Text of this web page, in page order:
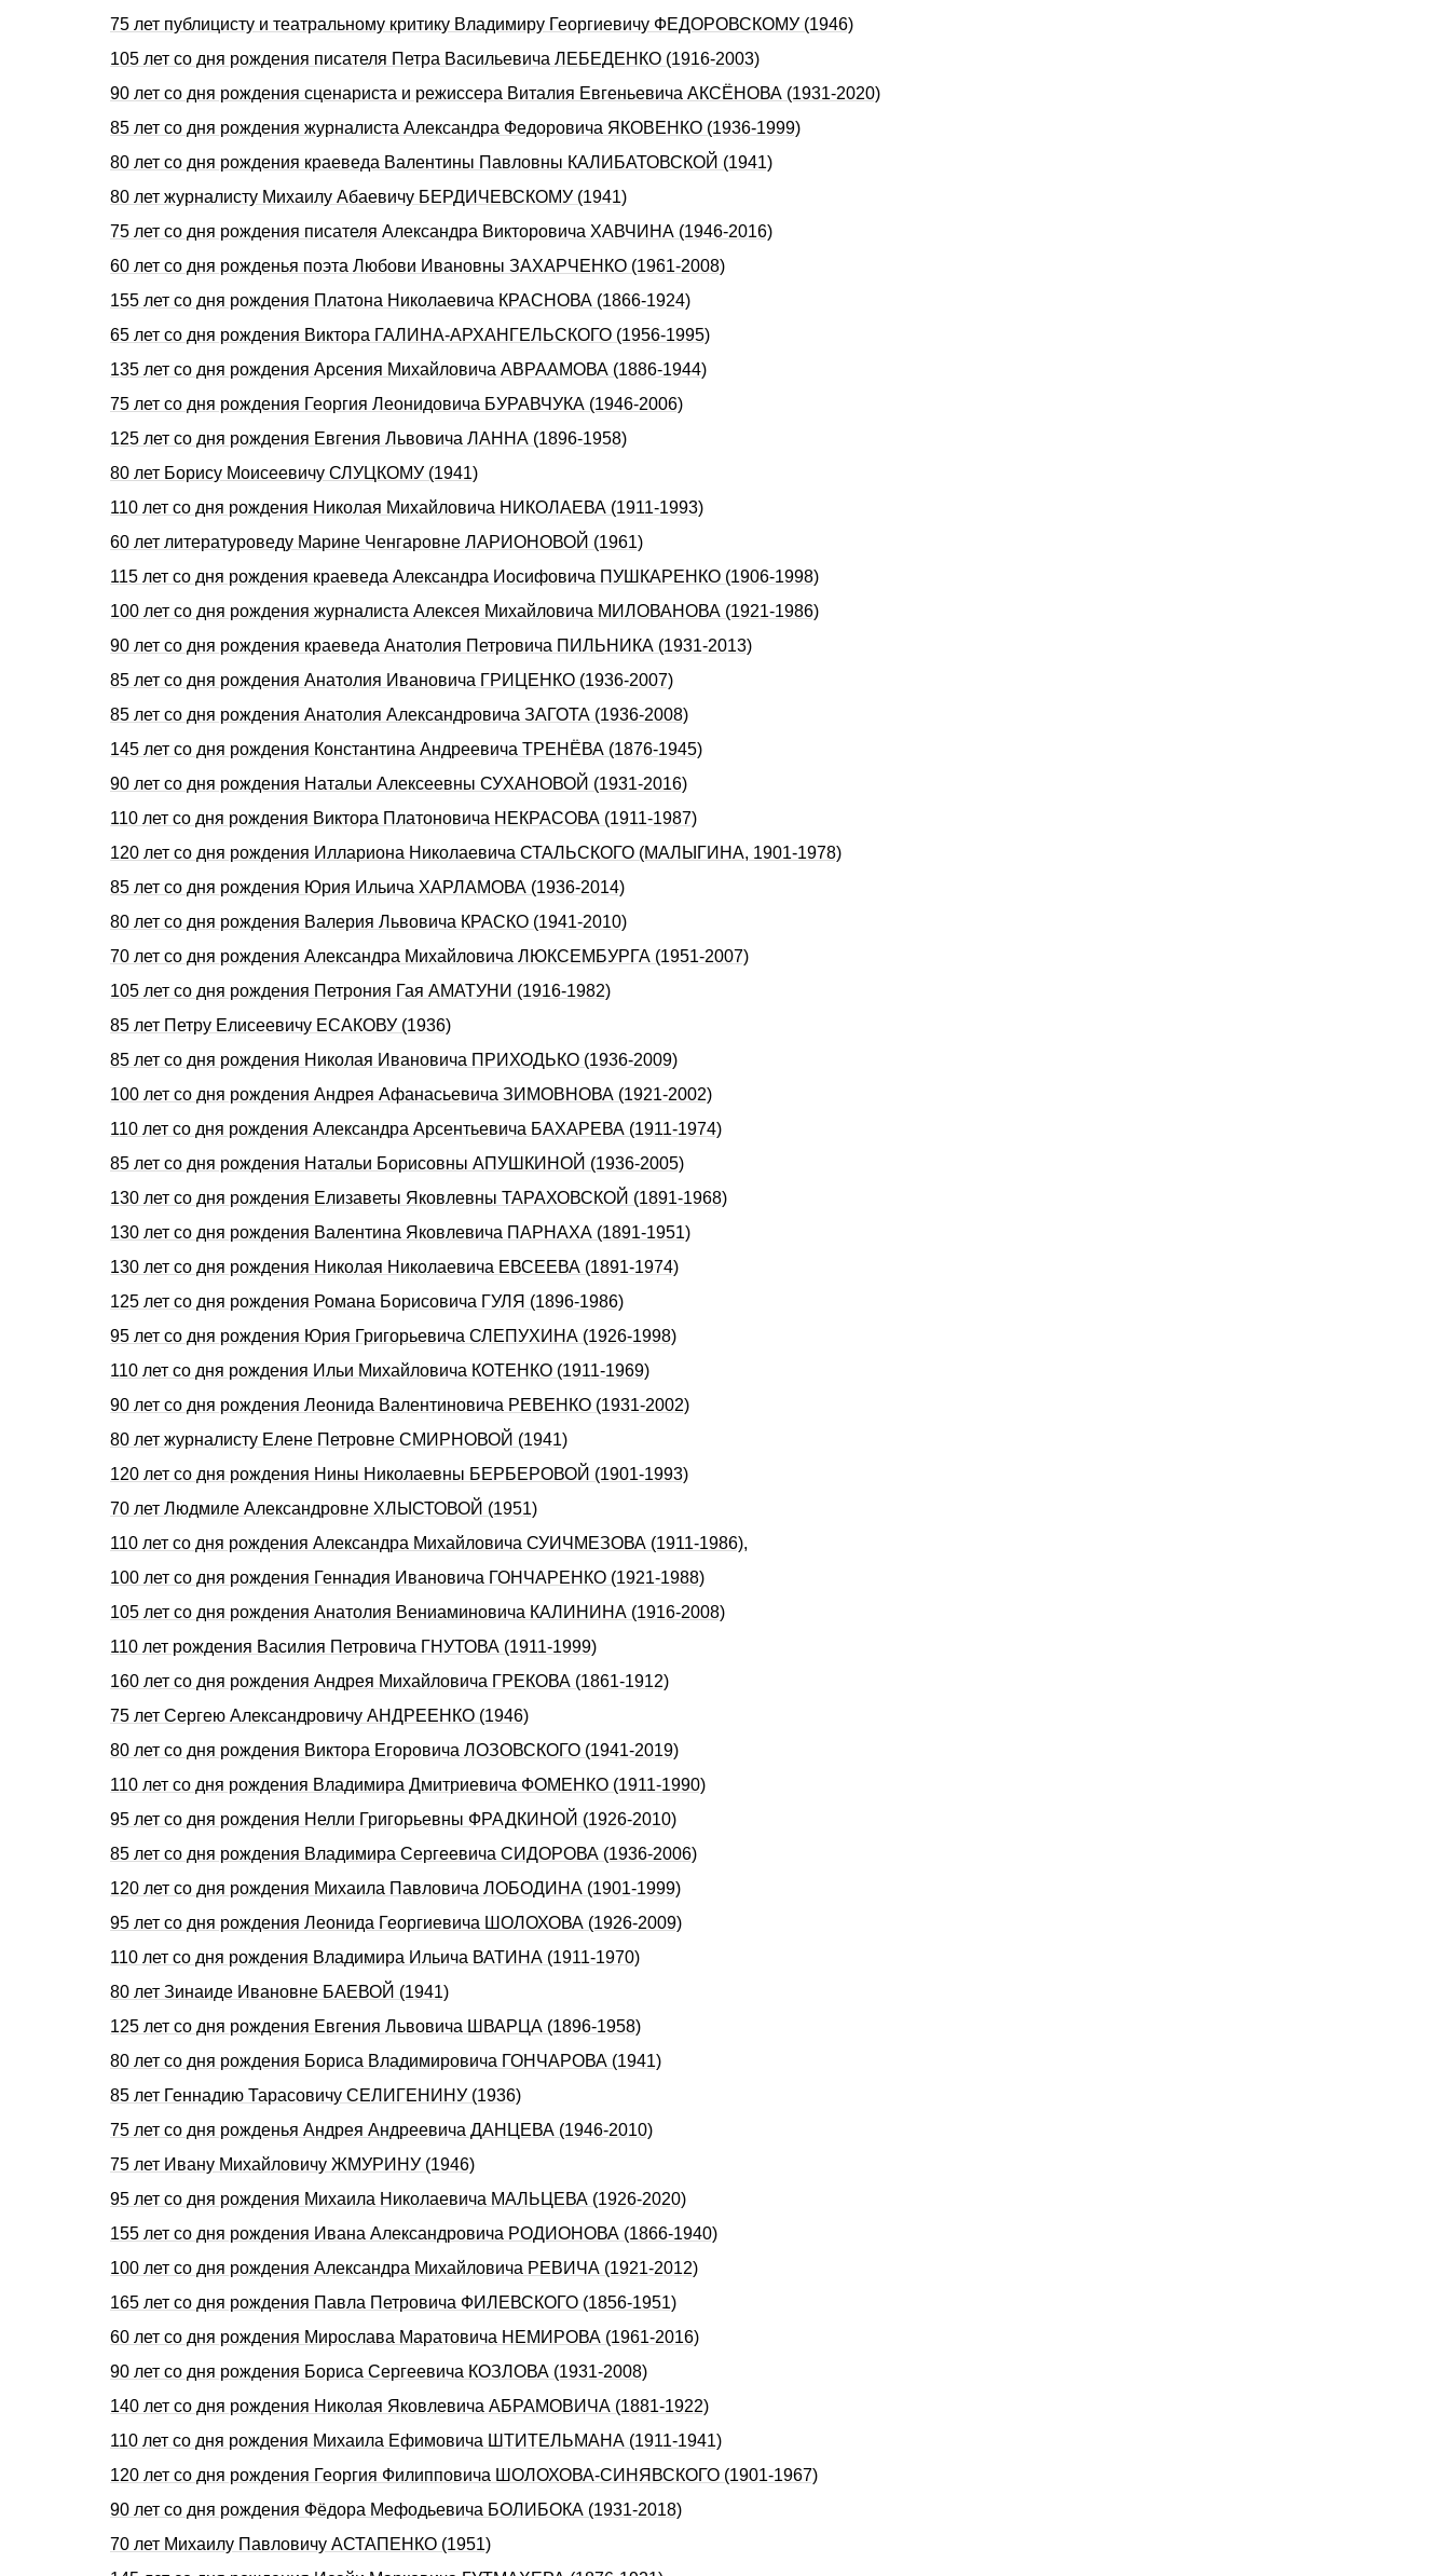
75 лет публицисту и театральному критику Владимиру Георгиевичу ФЕДОРОВСКОМУ (1946)
105 лет со дня рождения писателя Петра Васильевича ЛЕБЕДЕНКО (1916-2003)
90 лет со дня рождения сценариста и режиссера Виталия Евгеньевича АКСЁНОВА (1931-2020)
85 лет со дня рождения журналиста Александра Федоровича ЯКОВЕНКО (1936-1999)
80 лет со дня рождения краеведа Валентины Павловны КАЛИБАТОВСКОЙ (1941)
80 лет журналисту Михаилу Абаевичу БЕРДИЧЕВСКОМУ (1941)
75 лет со дня рождения писателя Александра Викторовича ХАВЧИНА (1946-2016)
60 лет со дня рожденья поэта Любови Ивановны ЗАХАРЧЕНКО (1961-2008)
155 лет со дня рождения Платона Николаевича КРАСНОВА (1866-1924)
65 лет со дня рождения Виктора ГАЛИНА-АРХАНГЕЛЬСКОГО (1956-1995)
135 лет со дня рождения Арсения Михайловича АВРААМОВА (1886-1944)
75 лет со дня рождения Георгия Леонидовича БУРАВЧУКА (1946-2006)
125 лет со дня рождения Евгения Львовича ЛАННА (1896-1958)
80 лет Борису Моисеевичу СЛУЦКОМУ (1941)
110 лет со дня рождения Николая Михайловича НИКОЛАЕВА (1911-1993)
60 лет литературоведу Марине Ченгаровне ЛАРИОНОВОЙ (1961)
115 лет со дня pождения краеведа Александpа Иосифовича ПУШКАРЕHКО (1906-1998)
100 лет со дня рождения журналиста Алексея Михайловича МИЛОВАНОВА (1921-1986)
90 лет со дня рождения краеведа Анатолия Петровича ПИЛЬНИКА (1931-2013)
85 лет со дня рождения Анатолия Ивановича ГРИЦЕНКО (1936-2007)
85 лет со дня рождения Анатолия Александровича ЗАГОТА (1936-2008)
145 лет со дня pождения Константина Андpеевича ТРЕHЁВА (1876-1945)
90 лет со дня рождения Натальи Алексеевны СУХАHОВОЙ (1931-2016)
110 лет со дня рождения Виктора Платоновича НЕКРАСОВА (1911-1987)
120 лет со дня рождения Иллариона Николаевича СТАЛЬСКОГО (МАЛЫГИНА, 1901-1978)
85 лет со дня рождения Юрия Ильича ХАРЛАМОВА (1936-2014)
80 лет со дня рождения Валерия Львовича КРАСКО (1941-2010)
70 лет со дня рождения Александра Михайловича ЛЮКСЕМБУРГА (1951-2007)
105 лет со дня рождения Петpония Гая АМАТУHИ (1916-1982)
85 лет Петру Елисеевичу ЕСАКОВУ (1936)
85 лет со дня рождения Николая Ивановича ПРИХОДЬКО (1936-2009)
100 лет со дня рождения Андрея Афанасьевича ЗИМОВНОВА (1921-2002)
110 лет со дня pождения Александpа Аpсентьевича БАХАРЕВА (1911-1974)
85 лет со дня рождения Натальи Борисовны АПУШКИНОЙ (1936-2005)
130 лет со дня рождения Елизаветы Яковлевны ТАРАХОВСКОЙ (1891-1968)
130 лет со дня рождения Валентина Яковлевича ПАРНАХА (1891-1951)
130 лет со дня рождения Николая Николаевича ЕВСЕЕВА (1891-1974)
125 лет со дня рождения Романа Борисовича ГУЛЯ (1896-1986)
95 лет со дня рождения Юрия Григорьевича СЛЕПУХИHА (1926-1998)
110 лет со дня рождения Ильи Михайловича КОТЕHКО (1911-1969)
90 лет со дня рождения Леонида Валентиновича РЕВЕНКО (1931-2002)
80 лет журналисту Елене Петровне СМИРНОВОЙ (1941)
120 лет со дня рождения Нины Николаевны БЕРБЕРОВОЙ (1901-1993)
70 лет Людмиле Александровне ХЛЫСТОВОЙ (1951)
110 лет со дня pождения Александpа Михайловича СУИЧМЕЗОВА (1911-1986),
100 лет со дня рождения Геннадия Ивановича ГОHЧАРЕHКО (1921-1988)
105 лет со дня рождения Анатолия Вениаминовича КАЛИHИHА (1916-2008)
110 лет рождения Василия Петровича ГНУТОВА (1911-1999)
160 лет со дня рождения Андрея Михайловича ГРЕКОВА (1861-1912)
75 лет Сергею Александровичу АНДРЕЕНКО (1946)
80 лет со дня рождения Виктора Егоровича ЛОЗОВСКОГО (1941-2019)
110 лет со дня рождения Владимира Дмитриевича ФОМЕHКО (1911-1990)
95 лет со дня рождения Нелли Григорьевны ФРАДКИHОЙ (1926-2010)
85 лет со дня рождения Владимира Сергеевича СИДОРОВА (1936-2006)
120 лет со дня рождения Михаила Павловича ЛОБОДИHА (1901-1999)
95 лет со дня рождения Леонида Георгиевича ШОЛОХОВА (1926-2009)
110 лет со дня рождения Владимира Ильича ВАТИНА (1911-1970)
80 лет Зинаиде Ивановне БАЕВОЙ (1941)
125 лет со дня рождения Евгения Львовича ШВАРЦА (1896-1958)
80 лет со дня рождения Бориса Владимировича ГОНЧАРОВА (1941)
85 лет Геннадию Таpасовичу СЕЛИГЕHИHУ (1936)
75 лет со дня рожденья Андрея Андреевича ДАНЦЕВА (1946-2010)
75 лет Ивану Михайловичу ЖМУРИНУ (1946)
95 лет со дня рождения Михаила Николаевича МАЛЬЦЕВА (1926-2020)
155 лет со дня рождения Ивана Александровича РОДИОHОВА (1866-1940)
100 лет со дня рождения Александра Михайловича РЕВИЧА (1921-2012)
165 лет со дня рождения Павла Петровича ФИЛЕВСКОГО (1856-1951)
60 лет со дня рождения Мирослава Маратовича НЕМИРОВА (1961-2016)
90 лет со дня рождения Бориса Сергеевича КОЗЛОВА (1931-2008)
140 лет со дня рождения Николая Яковлевича АБРАМОВИЧА (1881-1922)
110 лет со дня рождения Михаила Ефимовича ШТИТЕЛЬМАHА (1911-1941)
120 лет со дня рождения Георгия Филипповича ШОЛОХОВА-СИHЯВСКОГО (1901-1967)
90 лет со дня рождения Фёдора Мефодьевича БОЛИБОКА (1931-2018)
70 лет Михаилу Павловичу АСТАПЕНКО (1951)